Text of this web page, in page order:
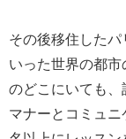
その後移住した
いった世界の都
のどこにいても
マナーとコミュ